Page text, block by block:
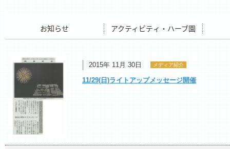
2015年 11月 30日 メディア紹介
11/29(日)ライトアップメッセージ開催